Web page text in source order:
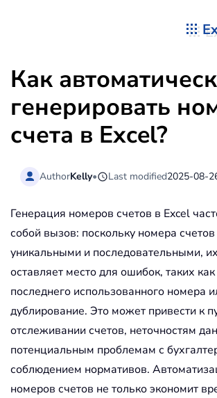
Как
генерировать
счета в Excel?
AuthorKelly• Last modified2025-08-
Генерация номеров счетов в Excel
собой вызов: поскольку номера
уникальными и последовательными,
оставляет место для ошибок, таких
последнего использованного номера
дублирование. Это может привести к
отслеживании счетов, неточностям
потенциальным проблемам с
соблюдением нормативов.
номеров счетов не только экономит